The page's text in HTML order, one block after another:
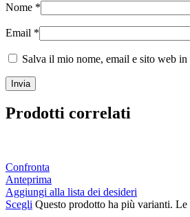
Nome *
Email *
Salva il mio nome, email e sito web
Prodotti correlati
Confronta
Anteprima
Aggiungi alla lista dei desideri
Scegli Questo prodotto ha più varianti. Le